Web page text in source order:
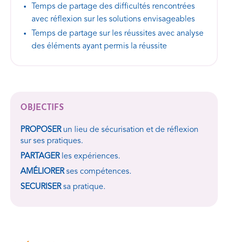
Temps de partage des difficultés rencontrées
avec réflexion sur les solutions envisageables
Temps de partage sur les réussites avec analyse
des éléments ayant permis la réussite
OBJECTIFS
PROPOSERun lieu de sécurisation et de réflexion
sur ses pratiques.
PARTAGERles expériences.
AMÉLIORERses compétences.
SECURISERsa pratique.